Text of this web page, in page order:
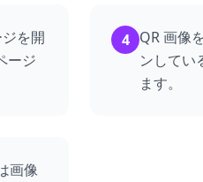
を開
ージ
4 QR 画像
ンしてい
ます。
画像